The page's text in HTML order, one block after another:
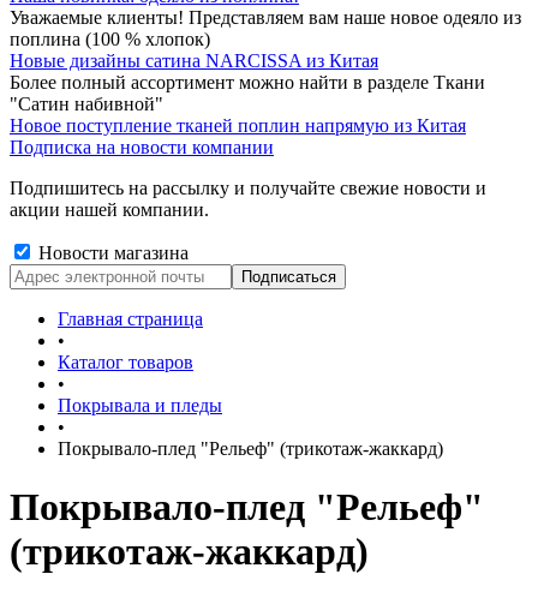
Уважаемые клиенты! Представляем вам наше новое одеяло из
поплина (100 % хлопок)
Новые дизайны сатина NARCISSA из Китая
Более полный ассортимент можно найти в разделе Ткани
"Сатин набивной"
Новое поступление тканей поплин напрямую из Китая
Подписка на новости компании
Подпишитесь на рассылку и получайте свежие новости и
акции нашей компании.
Новости магазина
Главная страница
•
Каталог товаров
•
Покрывала и пледы
•
Покрывало-плед "Рельеф" (трикотаж-жаккард)
Покрывало-плед "Рельеф"
(трикотаж-жаккард)